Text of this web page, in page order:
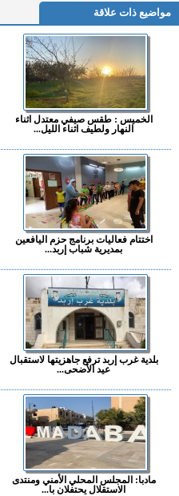
مواضيع ذات علاقة
الخميس : طقس صيفي معتدل اثناء
النهار ولطيف اثناء الليل...
اختتام فعاليات برنامج حزم اليافعين
بمديرية شباب إربد...
بلدية غرب إربد ترفع جاهزيتها لاستقبال
عيد الأضحى...
مادبا: المجلس المحلي الأمني ومنتدى
الاستقلال يحتفلان با...